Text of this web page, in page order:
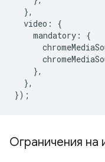
},
video :
{
mandatory :
{
},
},
});
Ограничения на